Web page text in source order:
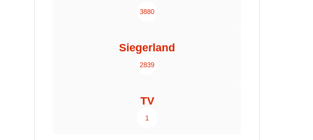
3880
Siegerland
2839
TV
1